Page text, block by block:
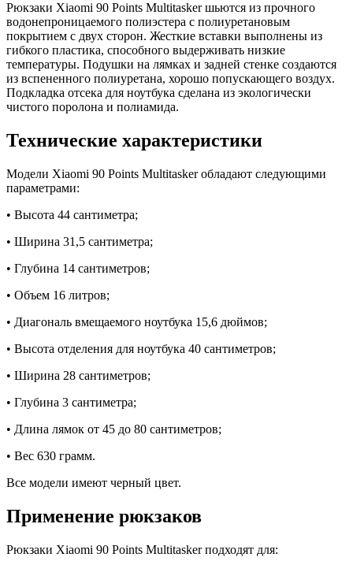
Рюкзаки Xiaomi 90 Points Multitasker шьются из прочного
водонепроницаемого полиэстера с полиуретановым
покрытием с двух сторон. Жесткие вставки выполнены из
гибкого пластика, способного выдерживать низкие
температуры. Подушки на лямках и задней стенке создаются
из вспененного полиуретана, хорошо попускающего воздух.
Подкладка отсека для ноутбука сделана из экологически
чистого поролона и полиамида.
Технические характеристики
Модели Xiaomi 90 Points Multitasker обладают следующими
параметрами:
• Высота 44 сантиметра;
• Ширина 31,5 сантиметра;
• Глубина 14 сантиметров;
• Объем 16 литров;
• Диагональ вмещаемого ноутбука 15,6 дюймов;
• Высота отделения для ноутбука 40 сантиметров;
• Ширина 28 сантиметров;
• Глубина 3 сантиметра;
• Длина лямок от 45 до 80 сантиметров;
• Вес 630 грамм.
Все модели имеют черный цвет.
Применение рюкзаков
Рюкзаки Xiaomi 90 Points Multitasker подходят для: